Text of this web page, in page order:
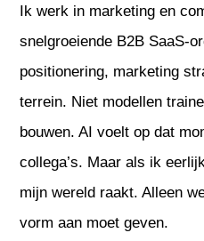
Ik werk in marketing en
snelgroeiende B2B SaaS-
positionering, marketing
terrein. Niet modellen
bouwen. AI voelt op dat
collega’s. Maar als ik
mijn wereld raakt. Alleen
vorm aan moet geven.